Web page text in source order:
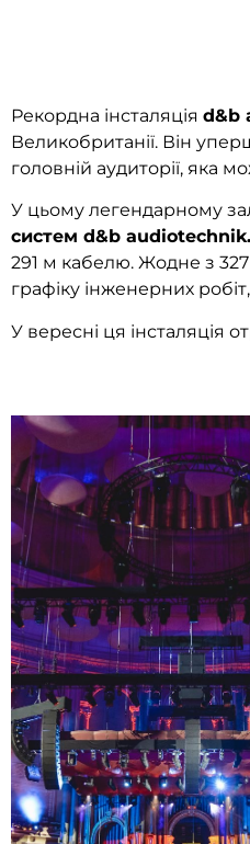
Рекордна інсталяція d&b
Великобританії. Він
головній аудиторії, яка
У цьому легендарному
систем d&b audiotechnik.
291 м кабелю. Жодне з
графіку інженерних
У вересні ця інсталяція